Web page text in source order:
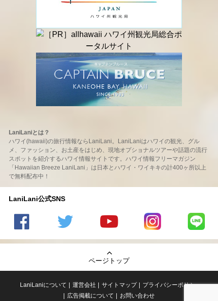
LaniLaniとは？
ハワイ(hawaii)の旅行情報ならLaniLani。LaniLaniはハワイの観光、グル
メ、ファッション、お土産をはじめ、現地オプショナルツアーや話題の流行
スポットを紹介するハワイ情報サイトです。ハワイ情報フリーマガジン
「Hawaiian Breeze LaniLani」は日本とハワイ・ワイキキの計400ヶ所以上
で無料配布中！
LaniLani公式SNS
の
のtwitter
の
Youtube
チャンネ
LaniLani
LaniLani
ページトップ
LaniLaniについて 運営会社 サイトマップ
プライバシーポリシー
広告掲載について
お問い合わせ